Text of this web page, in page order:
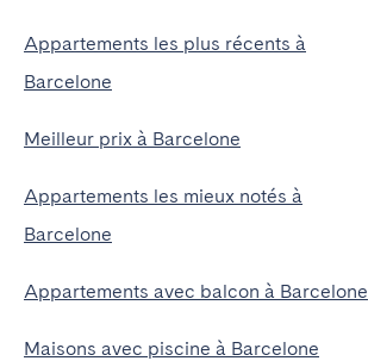
Appartements les plus récents à
Barcelone
Meilleur prix à Barcelone
Appartements les mieux notés à
Barcelone
Appartements avec balcon à Barcelone
Maisons avec piscine à Barcelone